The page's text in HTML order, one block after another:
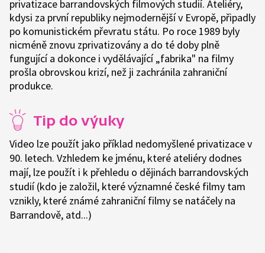
privatizace barrandovských filmových studií. Ateliéry,
kdysi za první republiky nejmodernější v Evropě, připadly
po komunistickém převratu státu. Po roce 1989 byly
nicméně znovu zprivatizovány a do té doby plně
fungující a dokonce i vydělávající „fabrika" na filmy
prošla obrovskou krizí, než ji zachránila zahraniční
produkce.
Tip do výuky
Video lze použít jako příklad nedomyšlené privatizace v
90. letech. Vzhledem ke jménu, které ateliéry dodnes
mají, lze použít i k přehledu o dějinách barrandovských
studií (kdo je založil, které významné české filmy tam
vznikly, které známé zahraniční filmy se natáčely na
Barrandově, atd...)